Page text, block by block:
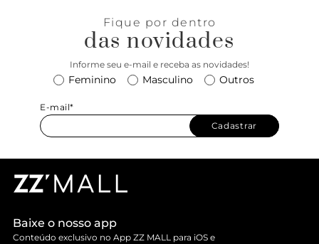
Fique por dentro
das novidades
Informe seu e-mail e receba as novidades!
Feminino Masculino Outros
E-mail*
Cadastrar
Baixe o nosso app
Conteúdo exclusivo no App ZZ MALL para iOS e